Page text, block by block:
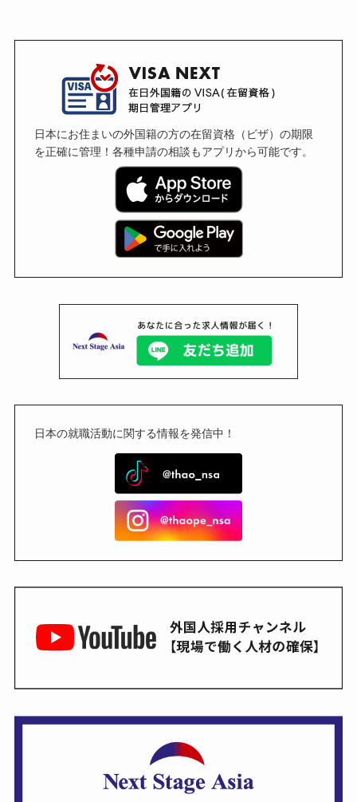
日本にお住まいの外国籍の方の在留資格（ビザ）の期限
を正確に管理！各種申請の相談もアプリから可能です。
日本の就職活動に関する情報を発信中！